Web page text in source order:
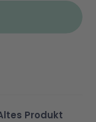
Produkt